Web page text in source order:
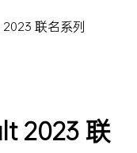
联名系列
2023 联